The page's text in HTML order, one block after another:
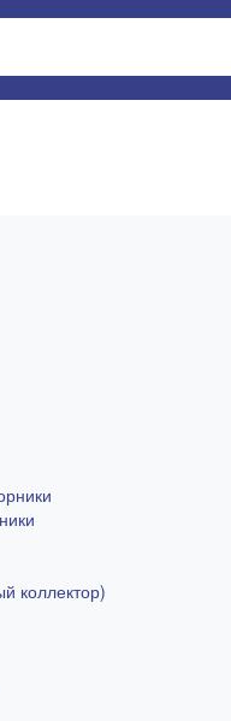
коллектор)